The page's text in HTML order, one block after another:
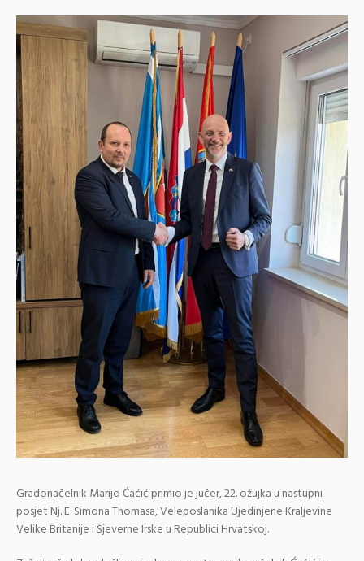
Gradonačelnik Marijo Ćaćić primio je jučer, 22. ožujka u nastupni
posjet Nj. E. Simona Thomasa, Veleposlanika Ujedinjene Kraljevine
Velike Britanije i Sjeverne Irske u Republici Hrvatskoj.